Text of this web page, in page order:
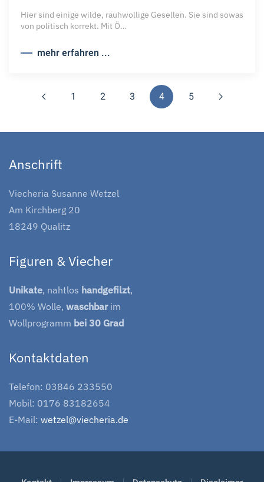
Hier sind einige wilde, rauhwollige Gesellen. Sie sind sowas
von politisch korrekt. Mit Ö…
mehr erfahren ...
1 2 3 4 5
Anschrift
Viecheria Susanne Wetzel
Am Kirchberg 20
18249 Qualitz
Figuren & Viecher
Unikate, nahtlos handgefilzt,
100% Wolle, waschbarim
Wollprogramm bei 30 Grad
Kontaktdaten
Telefon: 03846 233550
Mobil: 0176 83182654
E-Mail: wetzel@viecheria.de